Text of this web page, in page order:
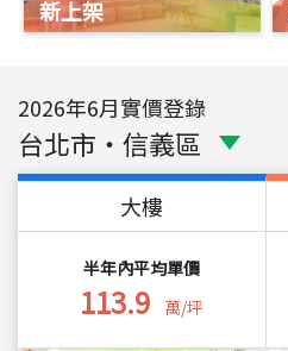
新上架
2026年6月實價登錄
台北市 ・ 信義區
大樓
半年內平均單價
113.9 萬/坪